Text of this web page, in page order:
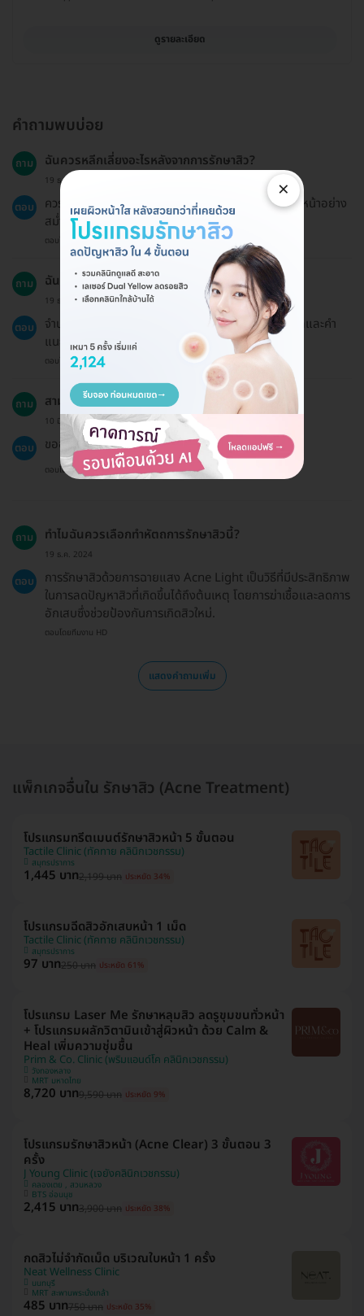
ดูรายละเอียด
คำถามพบบ่อย
ถาม ฉันควรหลีกเลี่ยงอะไรหลังจากการรักษาสิว?
19 ธ.ค. 2024
ตอบ
ควรหลีกเลี่ยงแสงแดดจัดและรักษาความสะอาดของผิวหน้าอย่าง
สม่ำเสมอโดยใช้สบู่ชนิดอ่อน.
ตอบโดยทีมงาน HD
ถาม ฉันจะต้องมีการนัดติดตามหลังการรักษาหรือไม่?
19 ธ.ค. 2024
ตอบ
จำนวนการนัดติดตามขึ้นอยู่กับสภาพผิวของแต่ละบุคคลและคำ
แนะนำของผู้เชี่ยวชาญ.
ตอบโดยทีมงาน HD
ถาม สามารถใช้ประกันสังคมในการรักษานี้ได้ไหม?
10 มิ.ย. 2024
ตอบ ขออภัยค่ะ แพ็กเกจนี้ไม่เข้าร่วมสิทธิประกันสังคม.
ตอบโดยทีมงาน HD
ถาม ทำไมฉันควรเลือกทำหัตถการรักษาสิวนี้?
19 ธ.ค. 2024
ตอบ
การรักษาสิวด้วยการฉายแสง Acne Light เป็นวิธีที่มีประสิทธิภาพ
ในการลดปัญหาสิวที่เกิดขึ้นได้ถึงต้นเหตุ โดยการฆ่าเชื้อและลดการ
อักเสบซึ่งช่วยป้องกันการเกิดสิวใหม่.
ตอบโดยทีมงาน HD
แสดงคำถามเพิ่ม
แพ็กเกจอื่นใน รักษาสิว (Acne Treatment)
โปรแกรมทรีตเมนต์รักษาสิวหน้า 5 ขั้นตอน
Tactile Clinic (ทัคทาย คลินิกเวชกรรม)
สมุทรปราการ
1,445 บาท2,199 บาท ประหยัด 34%
โปรแกรมฉีดสิวอักเสบหน้า 1 เม็ด
Tactile Clinic (ทัคทาย คลินิกเวชกรรม)
สมุทรปราการ
97 บาท250 บาท ประหยัด 61%
โปรแกรม Laser Me รักษาหลุมสิว ลดรูขุมขนทั่วหน้า
+ โปรแกรมผลักวิตามินเข้าสู่ผิวหน้า ด้วย Calm &
Heal เพิ่มความชุ่มชื้น
Prim & Co. Clinic (พริมแอนด์โค คลินิกเวชกรรม)
วังทองหลาง
MRT มหาดไทย
8,720 บาท9,590 บาท ประหยัด 9%
โปรแกรมรักษาสิวหน้า (Acne Clear) 3 ขั้นตอน 3
ครั้ง
J Young Clinic (เจยังคลินิกเวชกรรม)
คลองเตย , สวนหลวง
BTS อ่อนนุช
2,415 บาท3,900 บาท ประหยัด 38%
กดสิวไม่จำกัดเม็ด บริเวณใบหน้า 1 ครั้ง
Neat Wellness Clinic
นนทบุรี
MRT สะพานพระนั่งเกล้า
485 บาท750 บาท ประหยัด 35%
×